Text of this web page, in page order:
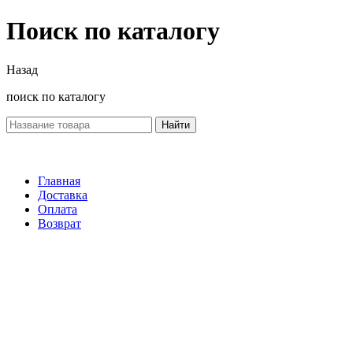
Поиск по каталогу
Назад
поиск по каталогу
Найти
Главная
Доставка
Оплата
Возврат